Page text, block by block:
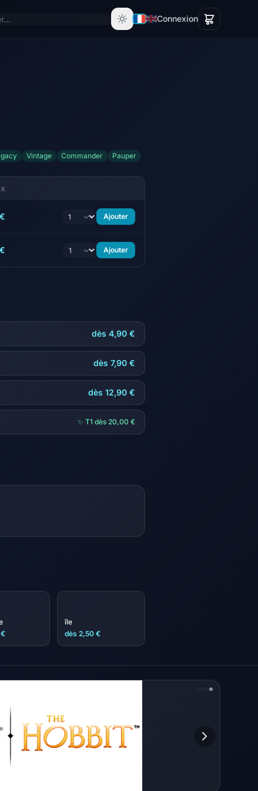
Connexion
Vintage Commander Pauper
Ajouter
Ajouter
dès 4,90 €
dès 7,90 €
dès 12,90 €
✨ T1 dès 20,00 €
île
dès 2,50 €